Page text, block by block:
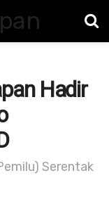
Hadir
Serentak